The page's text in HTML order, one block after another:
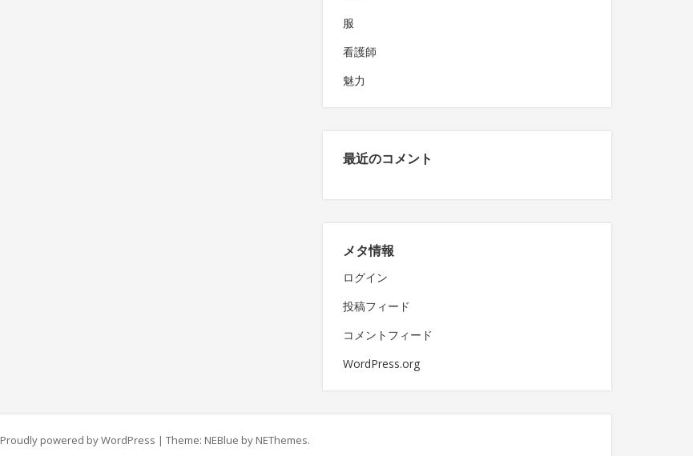
服
看護師
魅力
最近のコメント
メタ情報
ログイン
投稿フィード
コメントフィード
WordPress.org
Proudly powered by WordPress | Theme: NEBlue by NEThemes.